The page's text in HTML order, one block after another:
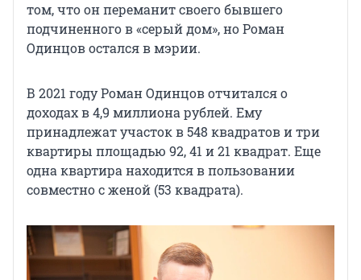
том, что он переманит своего бывшего
подчиненного в «серый дом», но Роман
Одинцов остался в мэрии.
В 2021 году Роман Одинцов отчитался о
доходах в 4,9 миллиона рублей. Ему
принадлежат участок в 548 квадратов и три
квартиры площадью 92, 41 и 21 квадрат. Еще
одна квартира находится в пользовании
совместно с женой (53 квадрата).